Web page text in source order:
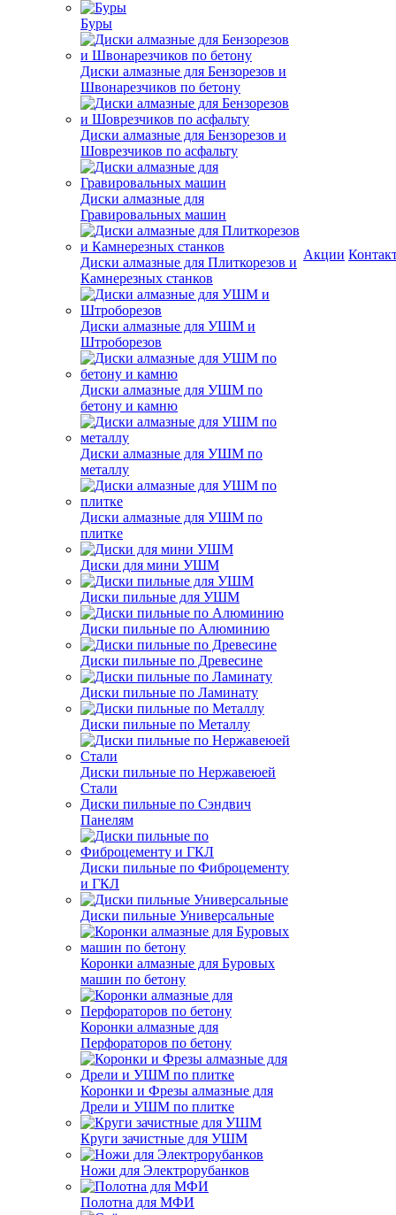
Буры
Диски алмазные для Бензорезов и
Швонарезчиков по бетону
Диски алмазные для Бензорезов и
Шоврезчиков по асфальту
Диски алмазные для
Гравировальных машин
Диски алмазные для Плиткорезов и
Камнерезных станков
Диски алмазные для УШМ и
Штроборезов
Диски алмазные для УШМ по
бетону и камню
Диски алмазные для УШМ по
металлу
Диски алмазные для УШМ по
плитке
Диски для мини УШМ
Диски пильные для УШМ
Диски пильные по Алюминию
Диски пильные по Древесине
Диски пильные по Ламинату
Диски пильные по Металлу
Диски пильные по Нержавеюей
Стали
Диски пильные по Сэндвич
Панелям
Диски пильные по Фиброцементу
и ГКЛ
Диски пильные Универсальные
Коронки алмазные для Буровых
машин по бетону
Коронки алмазные для
Перфораторов по бетону
Коронки и Фрезы алмазные для
Дрели и УШМ по плитке
Круги зачистные для УШМ
Ножи для Электрорубанков
Полотна для МФИ
Акции